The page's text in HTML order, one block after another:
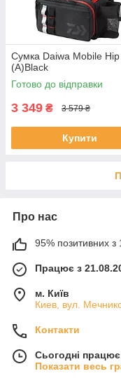
Сумка Daiwa Mobile Hip
(A)Black
Готово до відправки
3 349 ₴ 3 579 ₴
Купити
Про нас
95% позитивних з
Працює з
м. Київ
Киев, вул.
Контакти
Сьогодні
Показати весь